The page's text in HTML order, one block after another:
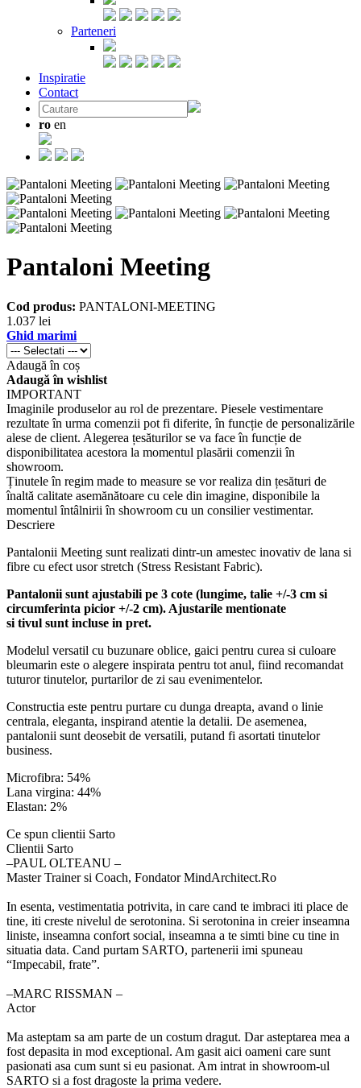
Parteneri
Inspiratie
Contact
ro en
Pantaloni Meeting
Cod produs: PANTALONI-MEETING
1.037 lei
Ghid marimi
Adaugă în coș
Adaugă în wishlist
IMPORTANT
Imaginile produselor au rol de prezentare. Piesele vestimentare
rezultate în urma comenzii pot fi diferite, în funcție de personalizările
alese de client. Alegerea țesăturilor se va face în funcție de
disponibilitatea acestora la momentul plasării comenzii în
showroom.
Ținutele în regim made to measure se vor realiza din țesături de
înaltă calitate asemănătoare cu cele din imagine, disponibile la
momentul întâlnirii în showroom cu un consilier vestimentar.
Descriere
Pantalonii Meeting sunt realizati dintr-un amestec inovativ de lana si
fibre cu efect usor stretch (Stress Resistant Fabric).
Pantalonii sunt ajustabili pe 3 cote (lungime, talie +/-3 cm si
circumferinta picior +/-2 cm). Ajustarile mentionate
si tivul sunt incluse in pret.
Modelul versatil cu buzunare oblice, gaici pentru curea si culoare
bleumarin este o alegere inspirata pentru tot anul, fiind recomandat
tuturor tinutelor, purtarilor de zi sau evenimentelor.
Constructia este pentru purtare cu dunga dreapta, avand o linie
centrala, eleganta, inspirand atentie la detalii. De asemenea,
pantalonii sunt deosebit de versatili, putand fi asortati tinutelor
business.
Microfibra: 54%
Lana virgina: 44%
Elastan: 2%
Ce spun clientii Sarto
Clientii Sarto
‒PAUL OLTEANU –
Master Trainer si Coach, Fondator MindArchitect.Ro
In esenta, vestimentatia potrivita, in care cand te imbraci iti place de
tine, iti creste nivelul de serotonina. Si serotonina in creier inseamna
liniste, inseamna confort social, inseamna a te simti bine cu tine in
situatia data. Cand purtam SARTO, partenerii imi spuneau
“Impecabil, frate”.
‒MARC RISSMAN –
Actor
Ma asteptam sa am parte de un costum dragut. Dar asteptarea mea a
fost depasita in mod exceptional. Am gasit aici oameni care sunt
pasionati asa cum sunt si eu pasionat. Am intrat in showroom-ul
SARTO si a fost dragoste la prima vedere.